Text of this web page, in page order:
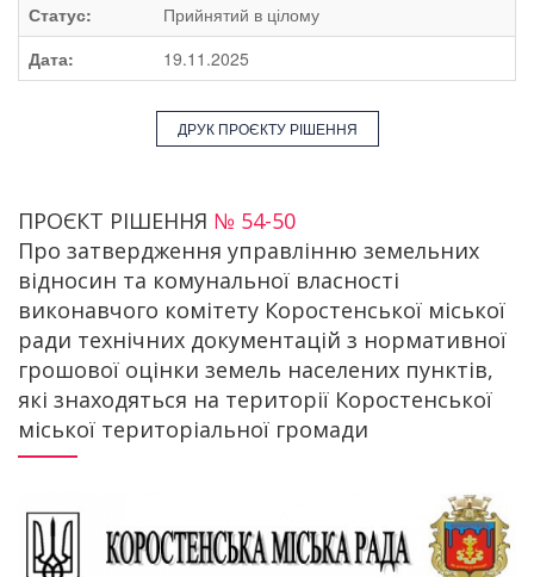
Статус:
Прийнятий в цілому
Дата:
19.11.2025
ДРУК ПРОЄКТУ РІШЕННЯ
ПРОЄКТ РІШЕННЯ № 54-50
Про затвердження управлінню земельних
відносин та комунальної власності
виконавчого комітету Коростенської міської
ради технічних документацій з нормативної
грошової оцінки земель населених пунктів,
які знаходяться на території Коростенської
міської територіальної громади